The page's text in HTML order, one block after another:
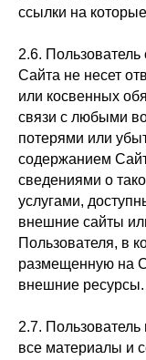
ссылки на
2.6.
Сайта не несет
или косвенных
связи с любыми
потерями или
содержанием
сведениями о
услугами,
внешние сайты
Пользователя, в
размещенную на
внешние ресурсы.
2.7.
все материалы и